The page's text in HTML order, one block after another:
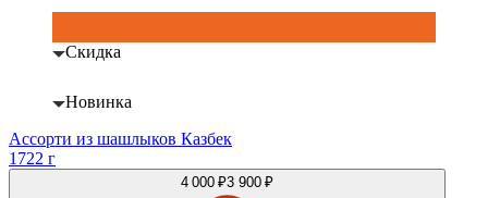
Скидка
Новинка
Ассорти из шашлыков Казбек
1722 г
4 000 ₽3 900 ₽